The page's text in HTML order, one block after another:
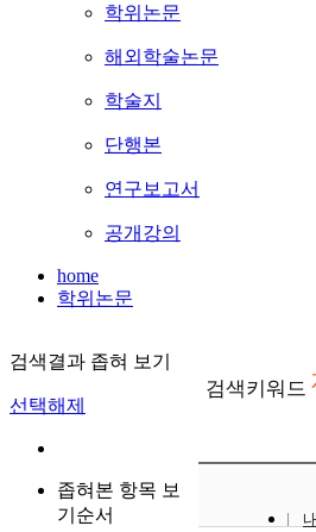
학위논문
해외학술논문
학술지
단행본
연구보고서
공개강의
home
학위논문
검색결과 좁혀 보기
선택해제
좁혀본 항목 보
기순서
검색키워드